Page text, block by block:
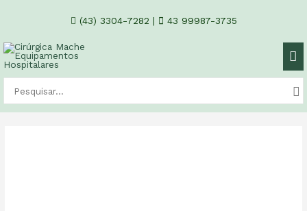
(43) 3304-7282 | 43 99987-3735